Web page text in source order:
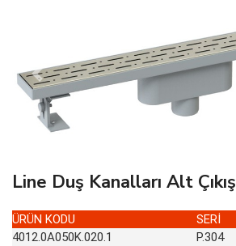
Previous
Line Duş Kanalları Alt Çıkış
ÜRÜN KODU SERİ
4012.0A050K.020.1
P.304